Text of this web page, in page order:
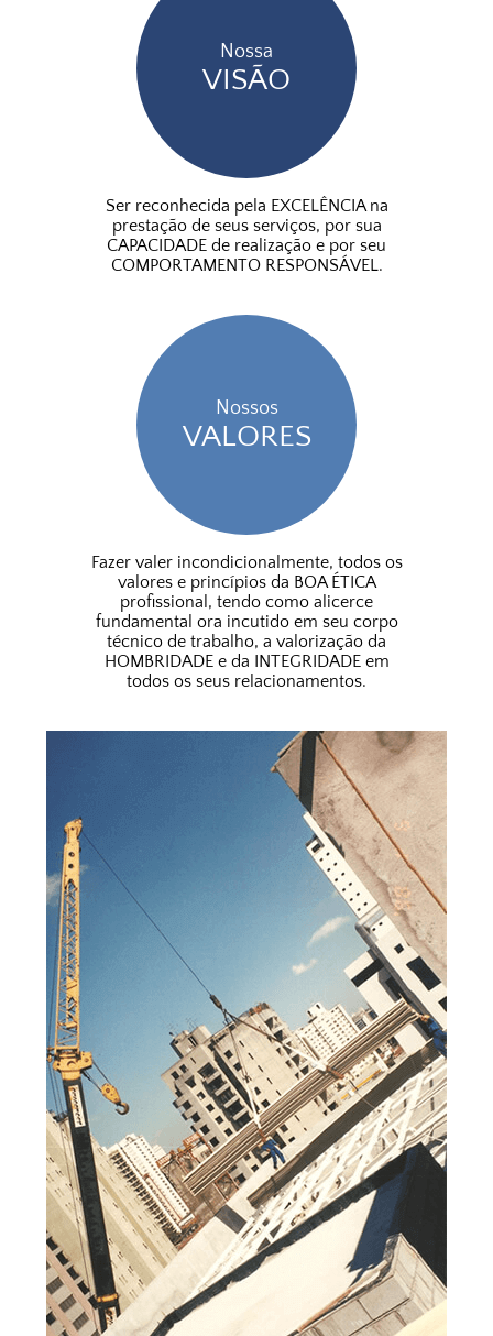
Nossa
VISÃO
Ser reconhecida pela EXCELÊNCIA na
prestação de seus serviços, por sua
CAPACIDADE de realização e por seu
COMPORTAMENTO RESPONSÁVEL.
Nossos
VALORES
Fazer valer incondicionalmente, todos os
valores e princípios da BOA ÉTICA
profissional, tendo como alicerce
fundamental ora incutido em seu corpo
técnico de trabalho, a valorização da
HOMBRIDADE e da INTEGRIDADE em
todos os seus relacionamentos.